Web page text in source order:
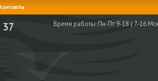
Время работы:Пн-Пт 9-18 ( 7-16